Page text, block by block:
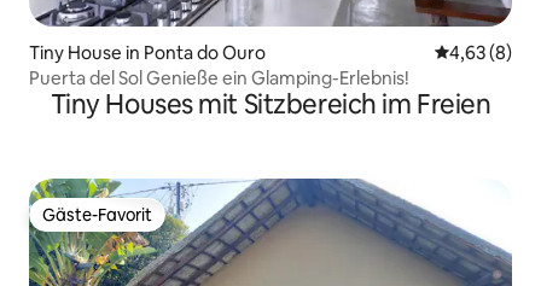
Tiny House in Ponta do Ouro
4,63 (8)
Puerta del Sol Genieße ein Glamping-Erlebnis!
Tiny Houses mit Sitzbereich im Freien
Gäste-Favorit
Gäste-Favorit